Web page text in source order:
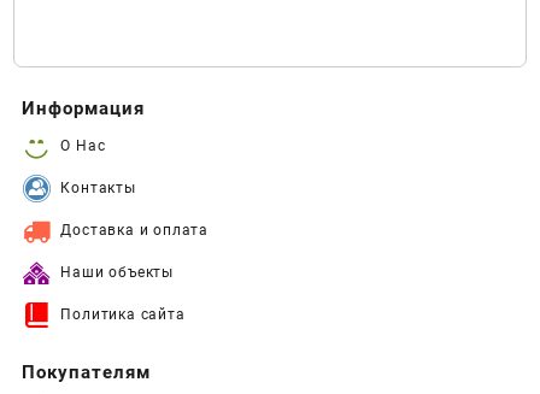
Информация
О Нас
Контакты
Доставка и оплата
Наши объекты
Политика сайта
Покупателям